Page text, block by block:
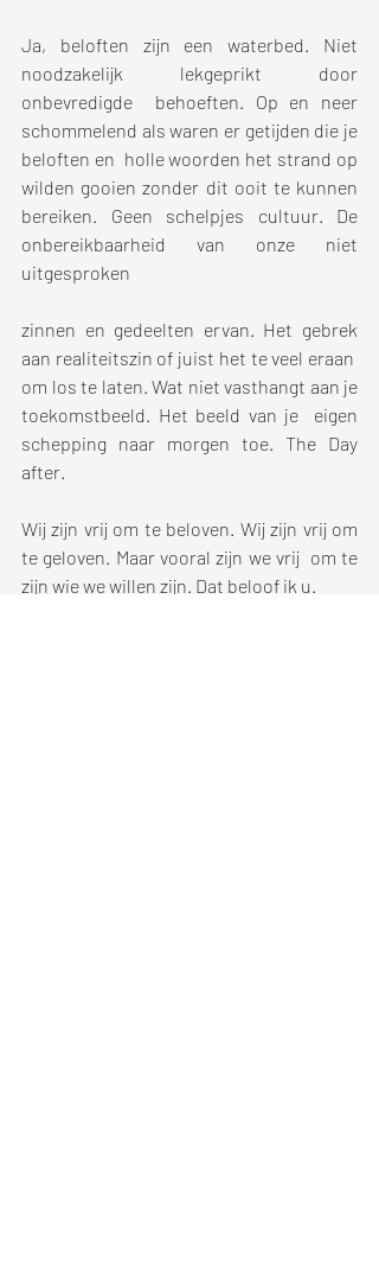
Ja, beloften zijn een waterbed. Niet
noodzakelijk lekgeprikt door
onbevredigde  behoeften. Op en neer
schommelend als waren er getijden die je
beloften en  holle woorden het strand op
wilden gooien zonder dit ooit te kunnen
bereiken. Geen schelpjes cultuur. De
onbereikbaarheid van onze niet
uitgesproken
zinnen en gedeelten ervan. Het gebrek
aan realiteitszin of juist het te veel eraan
om los te laten. Wat niet vasthangt aan je
toekomstbeeld. Het beeld van je  eigen
schepping naar morgen toe. The Day
after.
Wij zijn vrij om te beloven. Wij zijn vrij om
te geloven. Maar vooral zijn we vrij  om te
zijn wie we willen zijn. Dat beloof ik u.